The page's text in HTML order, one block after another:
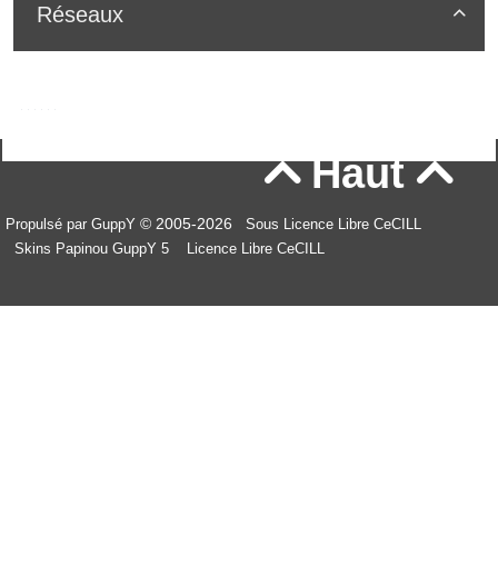

Réseaux
Haut
Propulsé par GuppY © 2005-2026
Sous Licence Libre CeCILL
Skins Papinou GuppY 5
Licence Libre CeCILL